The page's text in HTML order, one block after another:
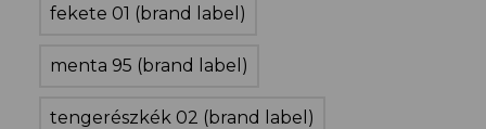
fekete 01 (brand label)
menta 95 (brand label)
tengerészkék 02 (brand label)